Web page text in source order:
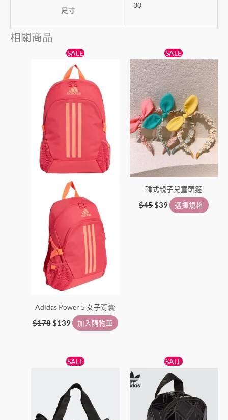
尺寸
30
相關商品
SALE
Adidas Power 5 女子背囊
$178
格：
$178。
$139
目
前
價
格：
$139。
加入購物車
SALE
韓式親子兒童頭箍
$45
始
價
格：
$45。
$39
目
前
價
格：
$39。
選擇規格
產
品
有
多
種
款
式。
可
在
產
頁
SALE
$239。
目
前
格：
$188。
SALE
格：
$299。
目
前
價
格：
$199。